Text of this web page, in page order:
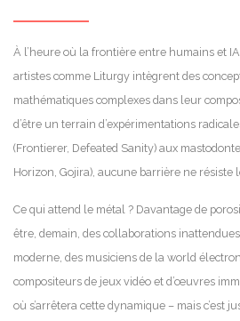
À l’heure où la frontière entre humains et
artistes comme Liturgy intègrent des
mathématiques complexes dans leur
d’être un terrain d’expérimentations
(Frontierer, Defeated Sanity) aux
Horizon, Gojira), aucune barrière ne résiste
Ce qui attend le métal ? Davantage de
être, demain, des collaborations
moderne, des musiciens de la world
compositeurs de jeux vidéo et d’œuvres
où s’arrêtera cette dynamique – mais c’est